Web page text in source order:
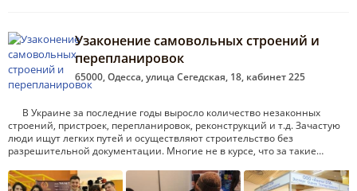
Узаконение самовольных строений и
перепланировок
65000, Одесса, улица Сегедская, 18, кабинет 225
В Украине за последние годы выросло количество незаконных
строений, пристроек, перепланировок, реконструкций и т.д. Зачастую
люди ищут легких путей и осуществляют строительство без
разрешительной документации. Многие не в курсе, что за такие…